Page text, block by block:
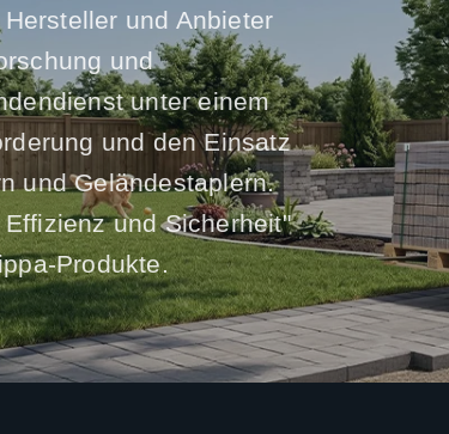
und Anbieter
und
unter einem
und den Einsatz
und Geländestaplern.
und Sicherheit"
Produkte.